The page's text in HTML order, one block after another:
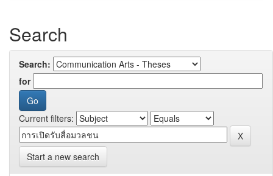
Search
Search:
for
Current filters:
Start a new search